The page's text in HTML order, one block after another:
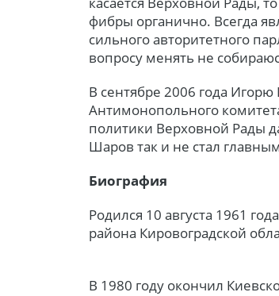
фибры органично. Всегда
сильного авторитетного
вопросу менять не
В сентябре 2006 года
Антимонопольного
политики Верховной Рады
Шаров так и не стал
Биография
Родился 10 августа 1961
района Кировоградской
В 1980 году окончил